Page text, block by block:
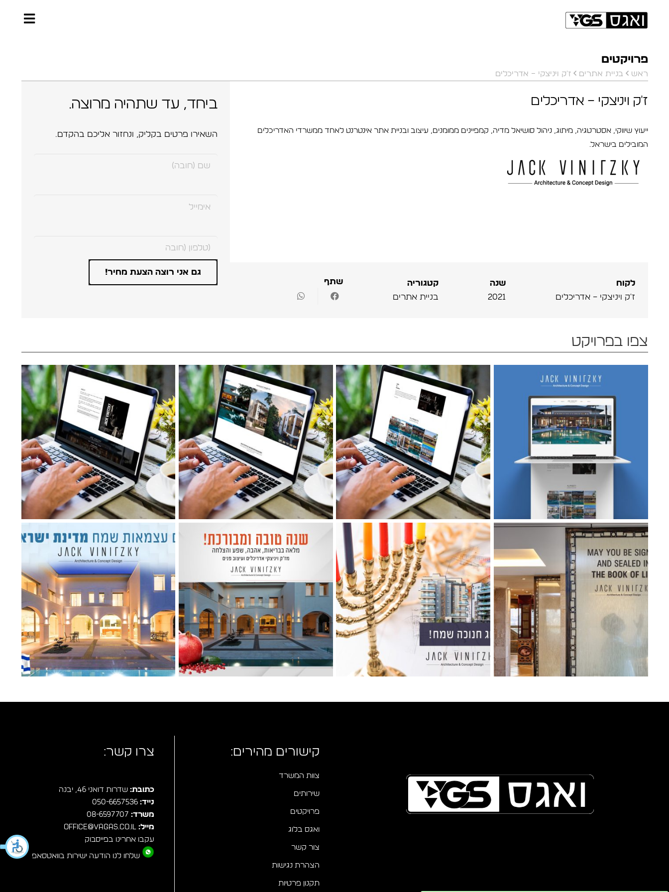
פרויקטים
ראש בניית אתרים ז'ק ויניצקי – אדריכלים
ז'ק ויניצקי – אדריכלים
ייעוץ שיווקי, אסטרטגיה, מיתוג, ניהול סושיאל מדיה, קמפיינים ממומנים, עיצוב ובניית אתר אינטרנט לאחד ממשרדי האדריכלים
המובילים בישראל.
לקוח
ז'ק ויניצקי – אדריכלים
שנה
2021
קטגוריה
בניית אתרים
שתף
ביחד, עד שתהיה מרוצה.
השאירו פרטים בקליק, ונחזור אליכם בהקדם.
צפו בפרויקט
קישורים מהירים:
צוות המשרד
שירותים
פרויקטים
ואגס בלוג
צור קשר
הצהרת נגישות
תקנון פרטיות
צרו קשר:
כתובת: שדרות דואני 46, יבנה
נייד: 050-6657536
משרד: 08-6597707
מייל: office@vagas.co.il
עקבו אחרינו בפייסבוק
שלחו לנו הודעה ישירות בוואטסאפ